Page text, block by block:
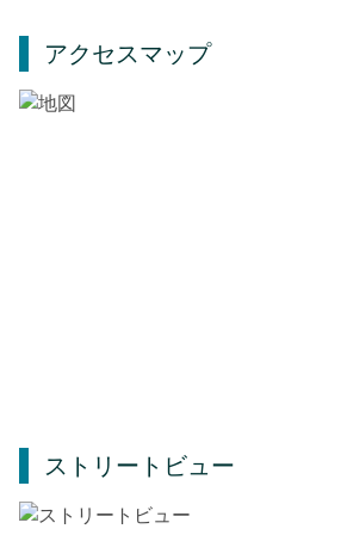
アクセスマップ
ストリートビュー